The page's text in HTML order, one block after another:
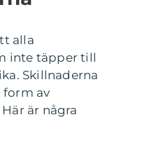
alla
inte täpper till
Skillnaderna
form av
är några